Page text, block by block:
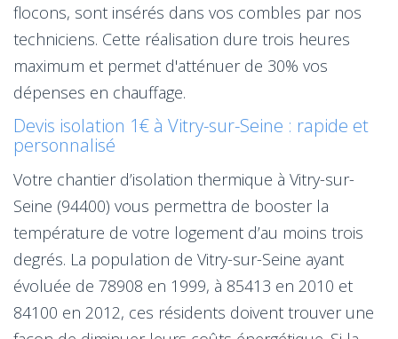
flocons, sont insérés dans vos combles par nos
techniciens. Cette réalisation dure trois heures
maximum et permet d'atténuer de 30% vos
dépenses en chauffage.
Devis isolation 1€ à Vitry-sur-Seine : rapide et
personnalisé
Votre chantier d’isolation thermique à Vitry-sur-
Seine (94400) vous permettra de booster la
température de votre logement d’au moins trois
degrés. La population de Vitry-sur-Seine ayant
évoluée de 78908 en 1999, à 85413 en 2010 et
84100 en 2012, ces résidents doivent trouver une